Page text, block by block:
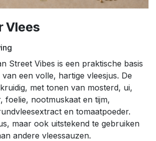
Vlees
Street Vibes is een praktische basis
een volle, hartige vleesjus. De
met tonen van mosterd, ui,
foelie, nootmuskaat en tijm,
en tomaatpoeder.
maar ook uitstekend te gebruiken
andere vleessauzen.